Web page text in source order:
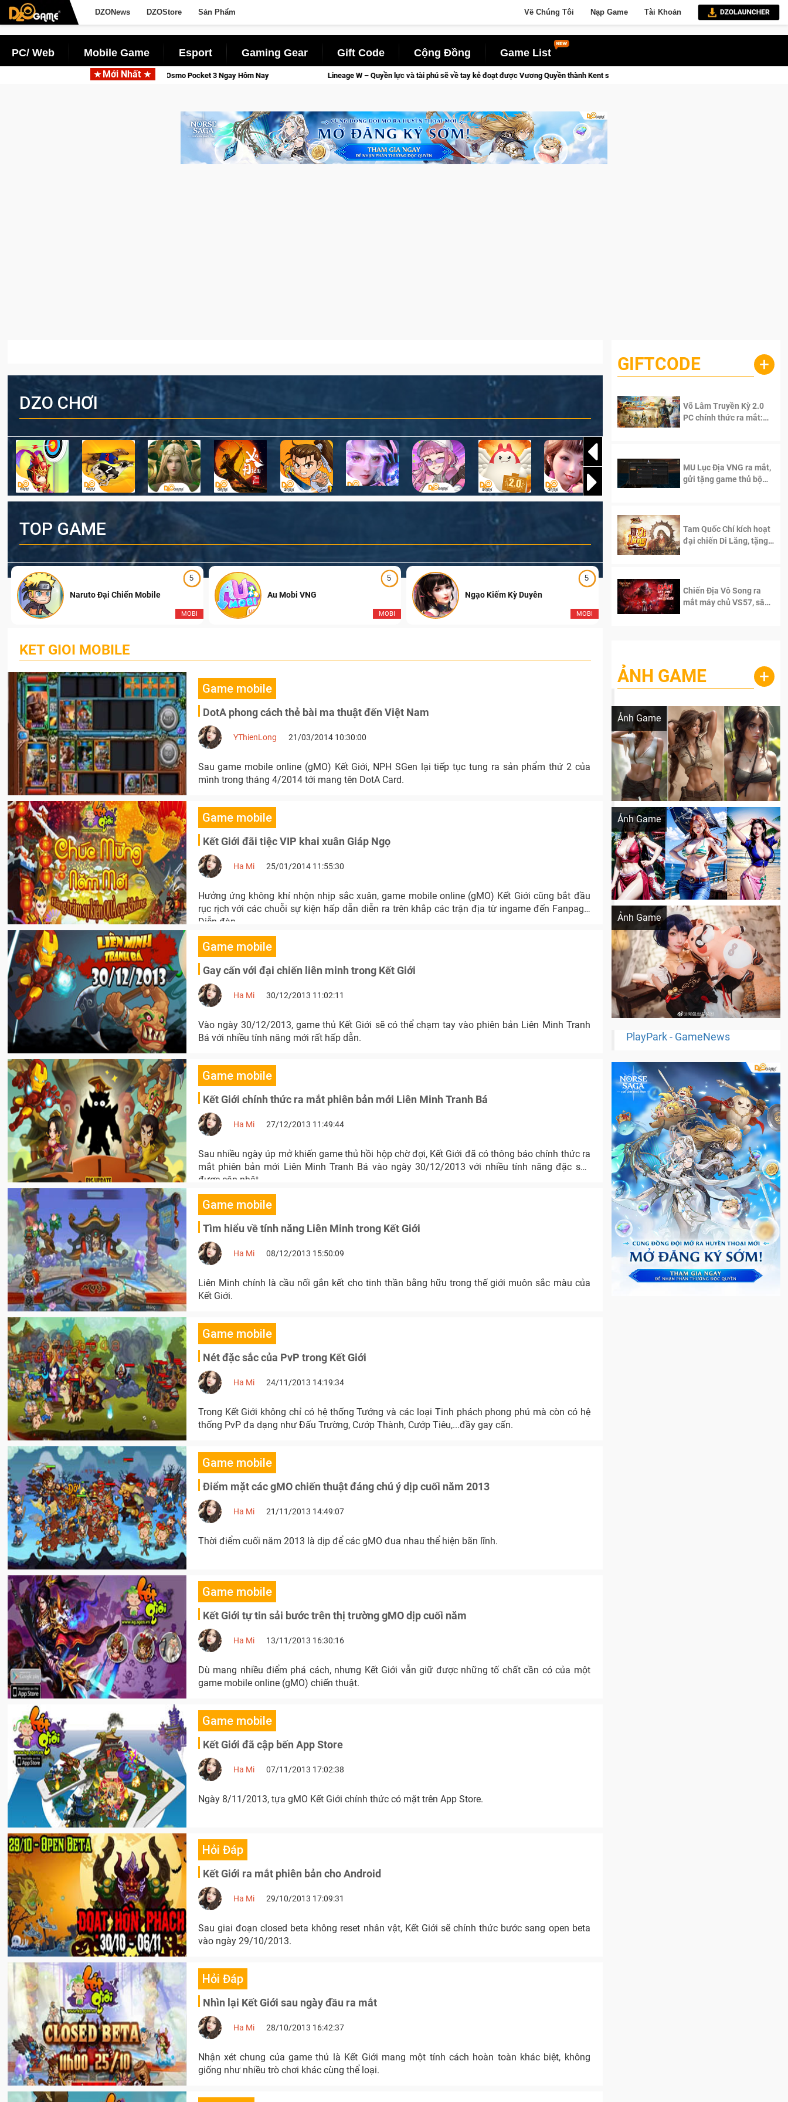
DZONews DZOStore Sản Phẩm Về Chúng Tôi Nạp Game Tài Khoản
PC/ Web Mobile Game Esport Gaming Gear Gift Code Cộng Đồng Game List
Mới Nhất
Săn DJI Osmo Pocket 3 Ngay Hôm Nay Lineage W – Quyền lực và tài phú sẽ về tay kẻ đoạt được Vương Quyền thành Kent sắp tới! Medal Hunter: Game bắn súng PvP tọa độ đỉnh cao đưa bạn vào
DZO CHƠI
TOP GAME
5
MOBI
Naruto Đại Chiến Mobile
5
MOBI
Au Mobi VNG
5
MOBI
Ngạo Kiếm Kỳ Duyên Ngạo Thiên Mobile
KET GIOI MOBILE
Game mobile
DotA phong cách thẻ bài ma thuật đến Việt Nam
YThienLong 21/03/2014 10:30:00
Sau game mobile online (gMO) Kết Giới, NPH SGen lại tiếp tục tung ra sản phẩm thứ 2 của
mình trong tháng 4/2014 tới mang tên DotA Card.
Game mobile
Kết Giới đãi tiệc VIP khai xuân Giáp Ngọ
Ha Mi 25/01/2014 11:55:30
Hưởng ứng không khí nhộn nhịp sắc xuân, game mobile online (gMO) Kết Giới cũng bắt đầu
rục rịch với các chuỗi sự kiện hấp dẫn diễn ra trên khắp các trận địa từ ingame đến Fanpage,
Diễn đàn.
Game mobile
Gay cấn với đại chiến liên minh trong Kết Giới
Ha Mi 30/12/2013 11:02:11
Vào ngày 30/12/2013, game thủ Kết Giới sẽ có thể chạm tay vào phiên bản Liên Minh Tranh
Bá với nhiều tính năng mới rất hấp dẫn.
Game mobile
Kết Giới chính thức ra mắt phiên bản mới Liên Minh Tranh Bá
Ha Mi 27/12/2013 11:49:44
Sau nhiều ngày úp mở khiến game thủ hồi hộp chờ đợi, Kết Giới đã có thông báo chính thức ra
mắt phiên bản mới Liên Minh Tranh Bá vào ngày 30/12/2013 với nhiều tính năng đặc sắc
được cập nhật.
Game mobile
Tìm hiểu về tính năng Liên Minh trong Kết Giới
Ha Mi 08/12/2013 15:50:09
Liên Minh chính là cầu nối gắn kết cho tinh thần bằng hữu trong thế giới muôn sắc màu của
Kết Giới.
Game mobile
Nét đặc sắc của PvP trong Kết Giới
Ha Mi 24/11/2013 14:19:34
Trong Kết Giới không chỉ có hệ thống Tướng và các loại Tinh phách phong phú mà còn có hệ
thống PvP đa dạng như Đấu Trường, Cướp Thành, Cướp Tiêu,...đầy gay cấn.
Game mobile
Điểm mặt các gMO chiến thuật đáng chú ý dịp cuối năm 2013
Ha Mi 21/11/2013 14:49:07
Thời điểm cuối năm 2013 là dịp để các gMO đua nhau thể hiện bãn lĩnh.
Game mobile
Kết Giới tự tin sải bước trên thị trường gMO dịp cuối năm
Ha Mi 13/11/2013 16:30:16
Dù mang nhiều điểm phá cách, nhưng Kết Giới vẫn giữ được những tố chất cần có của một
game mobile online (gMO) chiến thuật.
Game mobile
Kết Giới đã cập bến App Store
Ha Mi 07/11/2013 17:02:38
Ngày 8/11/2013, tựa gMO Kết Giới chính thức có mặt trên App Store.
Hỏi Đáp
Kết Giới ra mắt phiên bản cho Android
Ha Mi 29/10/2013 17:09:31
Sau giai đoạn closed beta không reset nhân vật, Kết Giới sẽ chính thức bước sang open beta
vào ngày 29/10/2013.
Hỏi Đáp
Nhìn lại Kết Giới sau ngày đầu ra mắt
Ha Mi 28/10/2013 16:42:37
Nhận xét chung của game thủ là Kết Giới mang một tính cách hoàn toàn khác biệt, không
giống như nhiều trò chơi khác cùng thể loại.
GIFTCODE +
Võ Lâm Truyền Kỳ 2.0
PC chính thức ra mắt:
MU Lục Địa VNG ra mắt,
gửi tặng game thủ bộ
Tam Quốc Chí kích hoạt
đại chiến Di Lăng, tặng
Chiến Địa Vô Song ra
mắt máy chủ VS57, sân
ẢNH GAME +
Ảnh Game
Lala Croft vừa nóng vừa xinh dưới nét vẽ
Ảnh Game
Khi AI Cosplay gái đẹp One Piece
Ảnh Game
Cosplay Xiangling siêu cute
PlayPark - GameNews